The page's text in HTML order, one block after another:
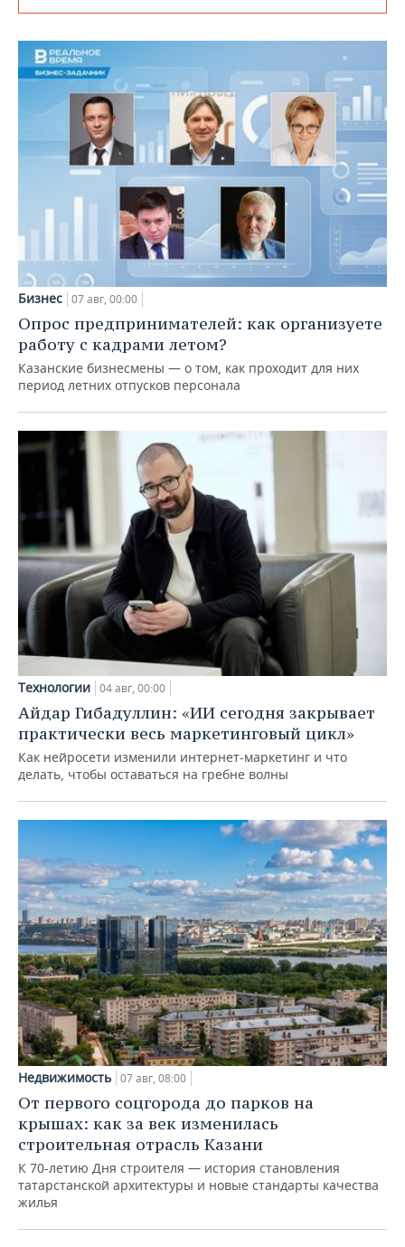
Бизнес 07 авг, 00:00
Опрос предпринимателей: как организуете
работу с кадрами летом?
Казанские бизнесмены — о том, как проходит для них
период летних отпусков персонала
Технологии 04 авг, 00:00
Айдар Гибадуллин: «ИИ сегодня закрывает
практически весь маркетинговый цикл»
Как нейросети изменили интернет-маркетинг и что
делать, чтобы оставаться на гребне волны
Недвижимость 07 авг, 08:00
От первого соцгорода до парков на
крышах: как за век изменилась
строительная отрасль Казани
К 70-летию Дня строителя — история становления
татарстанской архитектуры и новые стандарты качества
жилья